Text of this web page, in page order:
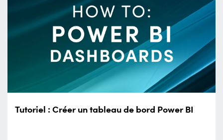
Tutoriel : Créer un tableau de bord Power BI